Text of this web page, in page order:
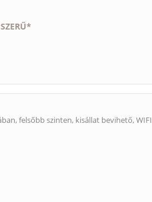
felsőbb szinten, kisállat bevihető, WIFI